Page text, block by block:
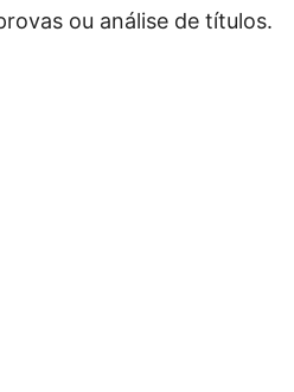
ou análise de títulos.